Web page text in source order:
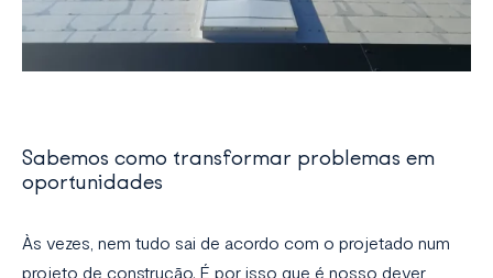
Sabemos como transformar problemas em
oportunidades
Às vezes, nem tudo sai de acordo com o projetado num
projeto de construção. É por isso que é nosso dever